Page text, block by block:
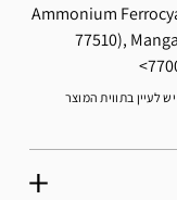
Ammonium
77510),
לעיין בתווית המוצר